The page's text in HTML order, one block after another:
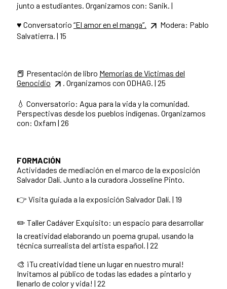
junto a estudiantes. Organizamos con: Sanik. |
♥️ Conversatorio “El amor en el manga”.
Modera: Pablo
Salvatierra. | 15
📕 Presentación de libro Memorias de Víctimas del
Genocidio
. Organizamos con ODHAG. | 25
💧 Conversatorio: Agua para la vida y la comunidad.
Perspectivas desde los pueblos indígenas. Organizamos
con: Oxfam | 26
FORMACIÓN
Actividades de mediación en el marco de la exposición
Salvador Dalí. Junto a la curadora Josseline Pinto.
👉 Visita guiada a la exposición Salvador Dalí. | 19
✏️ Taller Cadáver Exquisito: un espacio para desarrollar
la creatividad elaborando un poema grupal, usando la
técnica surrealista del artista español. | 22
🎨 ¡Tu creatividad tiene un lugar en nuestro mural!
Invitamos al público de todas las edades a pintarlo y
llenarlo de color y vida! | 22